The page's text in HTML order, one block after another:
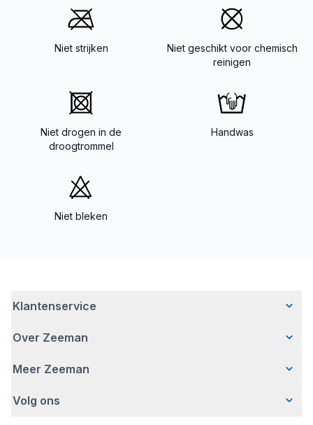
Niet strijken
Niet geschikt voor chemisch
reinigen
Niet drogen in de
droogtrommel
Handwas
Niet bleken
Klantenservice
Veelgestelde vragen
Bezorgen
Retourneren
Over Zeeman
Wie wij zijn
Hoe wij verantwoord ondernemen
Meer Zeeman
Veiligheidswaarschuwing
Volg ons